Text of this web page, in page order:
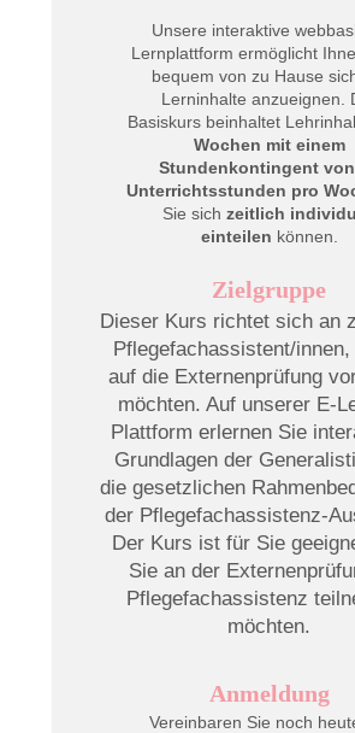
Unsere interaktive
Lernplattform ermöglicht
bequem von zu Hause
Lerninhalte anzueignen.
Basiskurs beinhaltet
Wochen mit einem
Stundenkontingent
Unterrichtsstunden pro
Sie sich zeitlich
einteilen können.
Zielgruppe
Dieser Kurs richtet sich an
Pflegefachassistent/
auf die Externenprüfung
möchten. Auf unserer E-
Plattform erlernen Sie
Grundlagen der
die gesetzlichen
der Pflegefachassistenz-
Der Kurs ist für Sie
Sie an der
Pflegefachassistenz
möchten.
Anmeldung
Vereinbaren Sie noch